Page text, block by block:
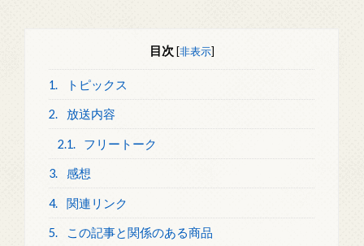
目次 [非表示]
1. トピックス
2. 放送内容
2.1. フリートーク
3. 感想
4. 関連リンク
5. この記事と関係のある商品